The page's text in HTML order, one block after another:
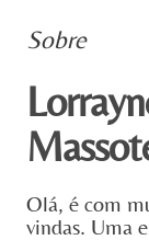
Sobre
Olá, é com
vindas. Uma